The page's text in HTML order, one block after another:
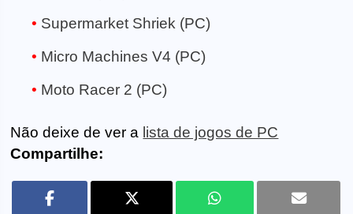
Supermarket Shriek (PC)
Micro Machines V4 (PC)
Moto Racer 2 (PC)
Não deixe de ver a lista de jogos de PC
Compartilhe: